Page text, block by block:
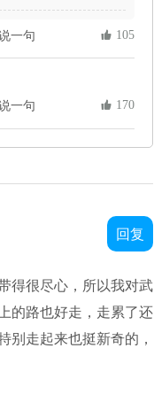
 105
一句
 170
一句
回复
得很尽心，所以我对武
的路也好走，走累了还
别走起来也挺新奇的，